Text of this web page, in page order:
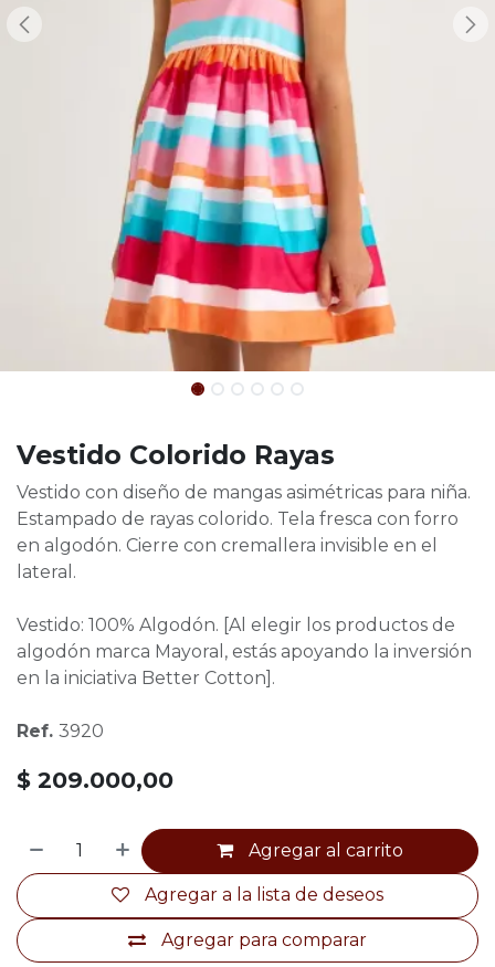
Vestido Colorido Rayas
Vestido con diseño de mangas asimétricas para niña.
Estampado de rayas colorido. Tela fresca con forro
en algodón. Cierre con cremallera invisible en el
lateral.
Vestido: 100% Algodón. [Al elegir los productos de
algodón marca Mayoral, estás apoyando la inversión
en la iniciativa Better Cotton].
Ref. 3920
$ 209.000,00
Agregar al carrito
Agregar para comparar
Agregar a la lista de deseos